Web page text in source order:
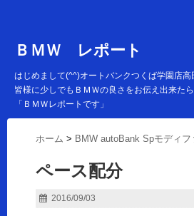
ＢＭＷ レポート
はじめまして(^^)オートバンクつくば学園店高
皆様に少しでもＢＭＷの良さをお伝え出来た
「ＢＭＷレポートです」
ホーム > BMW autoBank Spモディフ
ペース配分
2016/09/03